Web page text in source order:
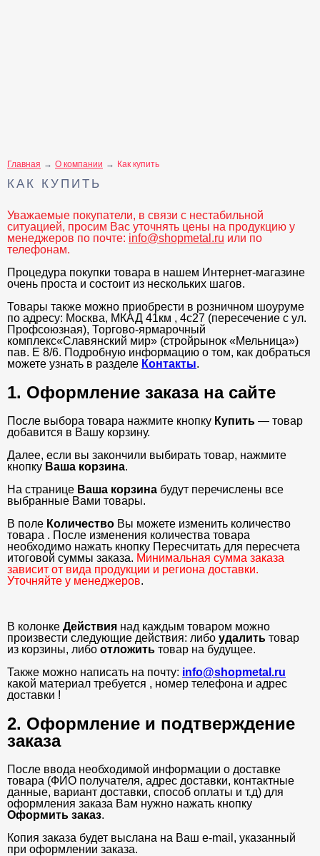
Главная О компании Как купить
КАК КУПИТЬ
Уважаемые покупатели, в связи с нестабильной
ситуацией, просим Вас уточнять цены на продукцию у
менеджеров по почте: info@shopmetal.ru или по
телефонам.
Процедура покупки товара в нашем Интернет-магазине
очень проста и состоит из нескольких шагов.
Товары также можно приобрести в розничном шоуруме
по адресу: Москва, МКАД 41км , 4с27 (пересечение с ул.
Профсоюзная), Торгово-ярмарочный
комплекс«Славянский мир» (стройрынок «Мельница»)
пав. Е 8/6. Подробную информацию о том, как добраться
можете узнать в разделе Контакты.
1. Оформление заказа на сайте
После выбора товара нажмите кнопку Купить — товар
добавится в Вашу корзину.
Далее, если вы закончили выбирать товар, нажмите
кнопку Ваша корзина.
На странице Ваша корзина будут перечислены все
выбранные Вами товары.
В поле Количество Вы можете изменить количество
товара . После изменения количества товара
необходимо нажать кнопку Пересчитать для пересчета
итоговой суммы заказа. Минимальная сумма заказа
зависит от вида продукции и региона доставки.
Уточняйте у менеджеров.
В колонке Действия над каждым товаром можно
произвести следующие действия: либо удалить товар
из корзины, либо отложить товар на будущее.
Также можно написать на почту: info@shopmetal.ru
какой материал требуется , номер телефона и адрес
доставки !
2. Оформление и подтверждение
заказа
После ввода необходимой информации о доставке
товара (ФИО получателя, адрес доставки, контактные
данные, вариант доставки, способ оплаты и т.д) для
оформления заказа Вам нужно нажать кнопку
Оформить заказ.
Копия заказа будет выслана на Ваш e-mail, указанный
при оформлении заказа.